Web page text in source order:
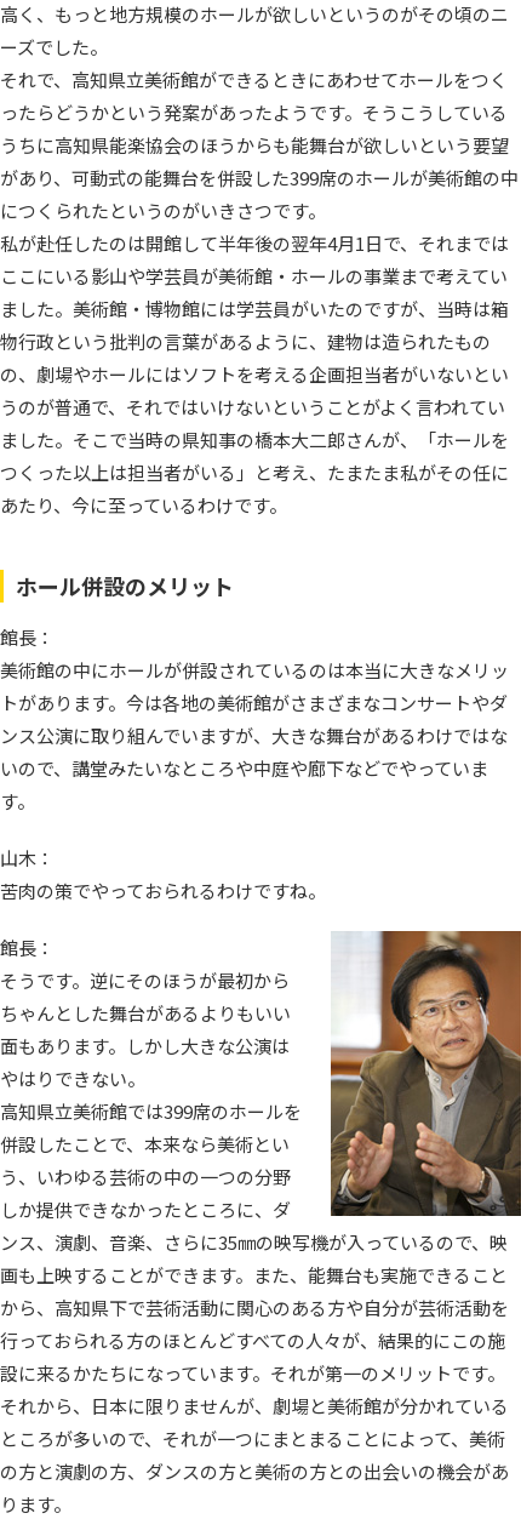
高く、もっと地方規模のホールが欲しいというのがその頃のニ
ーズでした。
それで、高知県立美術館ができるときにあわせてホールをつく
ったらどうかという発案があったようです。そうこうしている
うちに高知県能楽協会のほうからも能舞台が欲しいという要望
があり、可動式の能舞台を併設した399席のホールが美術館の中
につくられたというのがいきさつです。
私が赴任したのは開館して半年後の翌年4月1日で、それまでは
ここにいる影山や学芸員が美術館・ホールの事業まで考えてい
ました。美術館・博物館には学芸員がいたのですが、当時は箱
物行政という批判の言葉があるように、建物は造られたもの
の、劇場やホールにはソフトを考える企画担当者がいないとい
うのが普通で、それではいけないということがよく言われてい
ました。そこで当時の県知事の橋本大二郎さんが、「ホールを
つくった以上は担当者がいる」と考え、たまたま私がその任に
あたり、今に至っているわけです。
ホール併設のメリット
館長：
美術館の中にホールが併設されているのは本当に大きなメリッ
トがあります。今は各地の美術館がさまざまなコンサートやダ
ンス公演に取り組んでいますが、大きな舞台があるわけではな
いので、講堂みたいなところや中庭や廊下などでやっていま
す。
山木：
苦肉の策でやっておられるわけですね。
館長：
そうです。逆にそのほうが最初から
ちゃんとした舞台があるよりもいい
面もあります。しかし大きな公演は
やはりできない。
高知県立美術館では399席のホールを
併設したことで、本来なら美術とい
う、いわゆる芸術の中の一つの分野
しか提供できなかったところに、ダ
ンス、演劇、音楽、さらに35㎜の映写機が入っているので、映
画も上映することができます。また、能舞台も実施できること
から、高知県下で芸術活動に関心のある方や自分が芸術活動を
行っておられる方のほとんどすべての人々が、結果的にこの施
設に来るかたちになっています。それが第一のメリットです。
それから、日本に限りませんが、劇場と美術館が分かれている
ところが多いので、それが一つにまとまることによって、美術
の方と演劇の方、ダンスの方と美術の方との出会いの機会があ
ります。